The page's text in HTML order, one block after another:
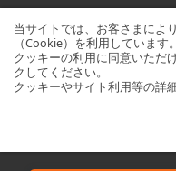
Copyright © The
当サイトでは、お客さまによ
（Cookie）を利用しています。
クッキーの利用に同意いただ
クしてください。
クッキーやサイト利用等の詳